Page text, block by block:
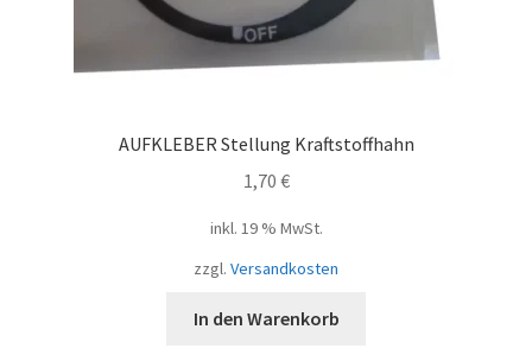
AUFKLEBER Stellung Kraftstoffhahn
1,70 €
inkl. 19 % MwSt.
zzgl. Versandkosten
In den Warenkorb